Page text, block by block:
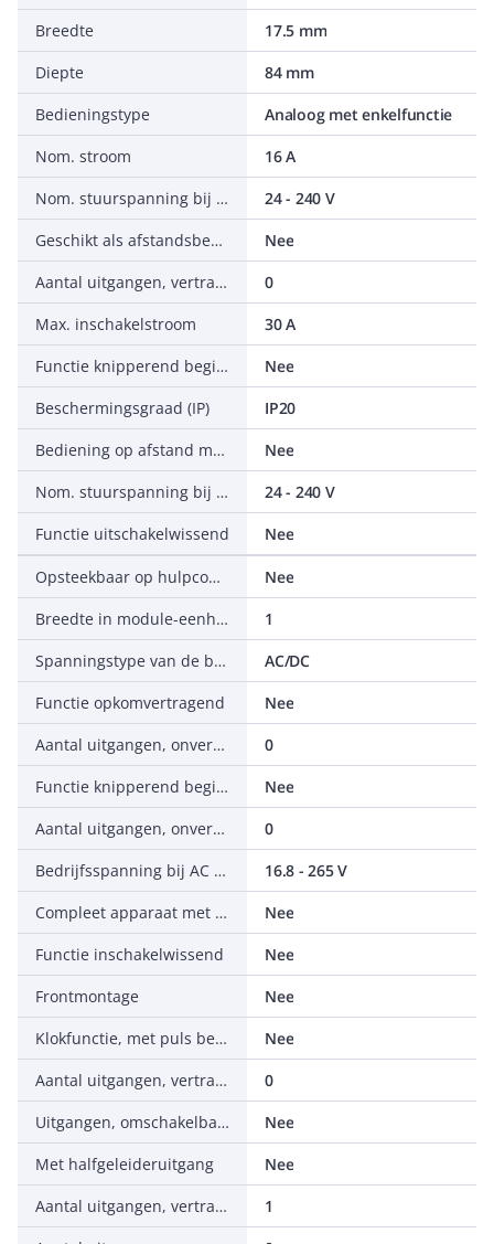
Breedte
17.5 mm
Diepte
84 mm
Bedieningstype
Analoog met enkelfunctie
Nom. stroom
16 A
Nom. stuurspanning bij DC
24 - 240 V
Geschikt als afstandsbediening
Nee
Aantal uitgangen, vertraagd, verbreekcontact
0
Max. inschakelstroom
30 A
Functie knipperend beginnend met impuls, vaste tijd
Nee
Beschermingsgraad (IP)
IP20
Bediening op afstand mogelijk
Nee
Nom. stuurspanning bij AC 60 Hz
24 - 240 V
Functie uitschakelwissend
Nee
Opsteekbaar op hulpcontactblok
Nee
Breedte in module-eenheden
1
Spanningstype van de bedrijfsspanning
AC/DC
Functie opkomvertragend
Nee
Aantal uitgangen, onvertraagd, wisselcontact
0
Functie knipperend beginnend met pauze, vaste tijd
Nee
Aantal uitgangen, onvertraagd, maakcontact
0
Bedrijfsspanning bij AC 50 Hz
16.8 - 265 V
Compleet apparaat met sokkel
Nee
Functie inschakelwissend
Nee
Frontmontage
Nee
Klokfunctie, met puls beginnend, variabel
Nee
Aantal uitgangen, vertraagd, maakcontact
0
Uitgangen, omschakelbaar vertraagd/onvertraagd
Nee
Met halfgeleideruitgang
Nee
Aantal uitgangen, vertraagd, wisselcontact
1